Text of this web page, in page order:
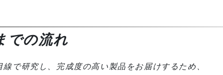
での流れ
で研究し、完成度の高い製品をお届けするため、